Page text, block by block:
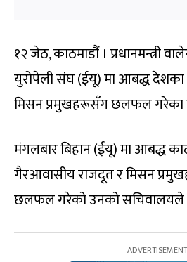
१२ जेठ, काठमाडौं । प्रधानमन्त्री
युरोपेली संघ (ईयू) मा आबद्ध
मिसन प्रमुखहरूसँग छलफल गरेका
मंगलबार बिहान (ईयू) मा आबद्ध
गैरआवासीय राजदूत र मिसन
छलफल गरेको उनको सचिवालयले